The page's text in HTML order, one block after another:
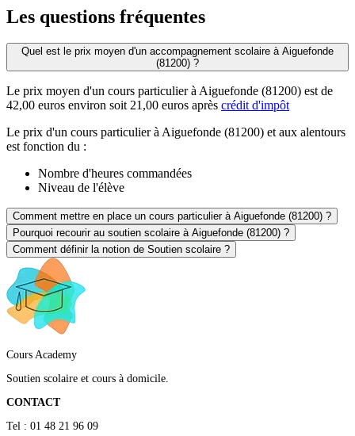
Les questions fréquentes
Quel est le prix moyen d'un accompagnement scolaire à Aiguefonde
(81200) ?
Le prix moyen d'un cours particulier à Aiguefonde (81200) est de
42,00 euros environ soit 21,00 euros après crédit d'impôt
Le prix d'un cours particulier à Aiguefonde (81200) et aux alentours
est fonction du :
Nombre d'heures commandées
Niveau de l'élève
Comment mettre en place un cours particulier à Aiguefonde (81200) ?
Pourquoi recourir au soutien scolaire à Aiguefonde (81200) ?
Comment définir la notion de Soutien scolaire ?
Cours Academy
Soutien scolaire et cours à domicile.
CONTACT
Tel : 01 48 21 96 09